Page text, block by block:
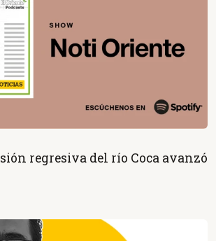
regresiva del río Coca avanzó